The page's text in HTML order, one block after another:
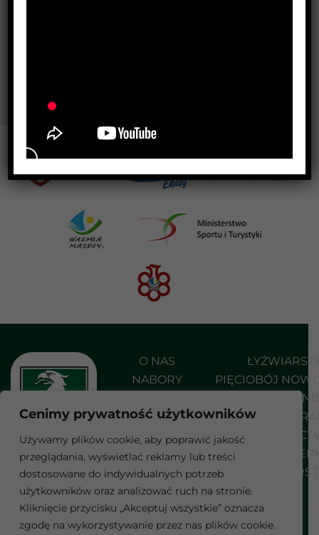
Cenimy prywatność użytkowników
Używamy plików cookie, aby poprawić jakość
przeglądania, wyświetlać reklamy lub treści
dostosowane do indywidualnych potrzeb
użytkowników oraz analizować ruch na stronie.
Kliknięcie przycisku „Akceptuj wszystkie” oznacza
zgodę na wykorzystywanie przez nas plików cookie.
O NAS
NABORY
DO POBRANIA
KONTAKT
F
a
c
e
b
PIĘCIOBÓJ
SHORT
POLITYKA PRYWATNOŚCI
Wszelkie prawa zastrzeżone